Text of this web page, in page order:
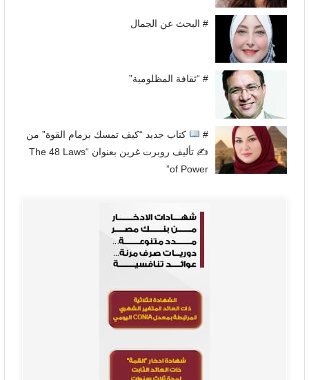
# البحث عن الجمال
# “ثقافة المظلومية”
#
كتاب جديد “كيف تمسك بزمام القوة” من
✍
تأليف روبرت غرين بعنوان “The 48 Laws
of Power”